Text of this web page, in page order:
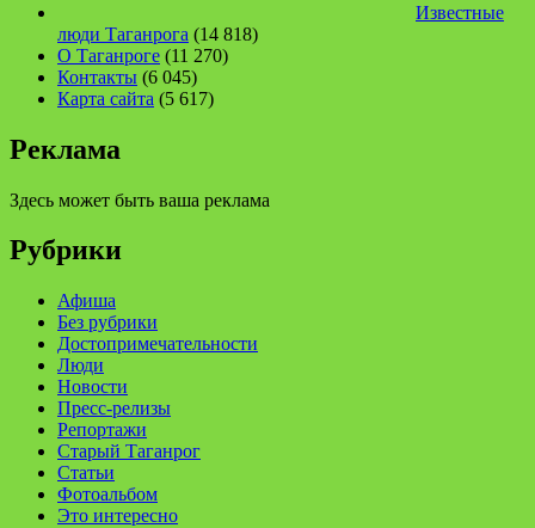
Известные
люди Таганрога (14 818)
О Таганроге (11 270)
Контакты (6 045)
Карта сайта (5 617)
Реклама
Здесь может быть ваша реклама
Рубрики
Афиша
Без рубрики
Достопримечательности
Люди
Новости
Пресс-релизы
Репортажи
Старый Таганрог
Статьи
Фотоальбом
Это интересно